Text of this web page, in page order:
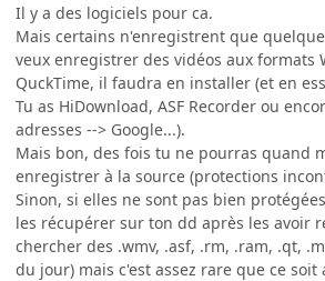
Il y a des logiciels pour ca.
Mais certains n'enregistrent que
veux enregistrer des vidéos aux formats
QuckTime, il faudra en installer (et en
Tu as HiDownload, ASF Recorder ou
adresses --> Google...).
Mais bon, des fois tu ne pourras quand
enregistrer à la source (protections
Sinon, si elles ne sont pas bien
les récupérer sur ton dd après les avoir
chercher des .wmv, .asf, .rm, .ram, .qt,
du jour) mais c'est assez rare que ce soit